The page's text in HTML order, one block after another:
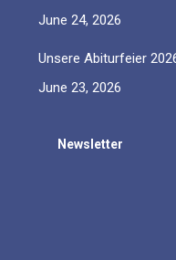
June 24, 2026
Unsere Abiturfeier
June 23, 2026
Newsletter